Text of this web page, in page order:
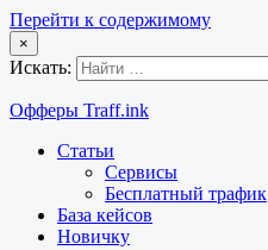
Перейти к содержимому
×
Искать:
Офферы Traff.ink
Статьи
Сервисы
Бесплатный трафик
База кейсов
Новичку